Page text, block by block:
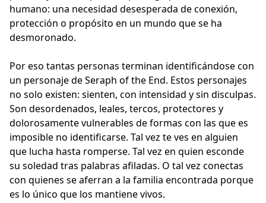
humano: una necesidad desesperada de conexión,
protección o propósito en un mundo que se ha
desmoronado.
Por eso tantas personas terminan identificándose con
un personaje de Seraph of the End. Estos personajes
no solo existen: sienten, con intensidad y sin disculpas.
Son desordenados, leales, tercos, protectores y
dolorosamente vulnerables de formas con las que es
imposible no identificarse. Tal vez te ves en alguien
que lucha hasta romperse. Tal vez en quien esconde
su soledad tras palabras afiladas. O tal vez conectas
con quienes se aferran a la familia encontrada porque
es lo único que los mantiene vivos.